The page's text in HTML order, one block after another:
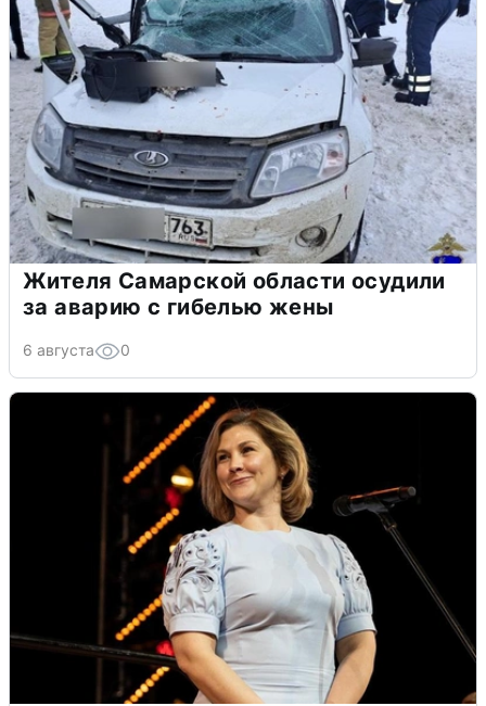
Жителя Самарской области осудили
за аварию с гибелью жены
6 августа 0